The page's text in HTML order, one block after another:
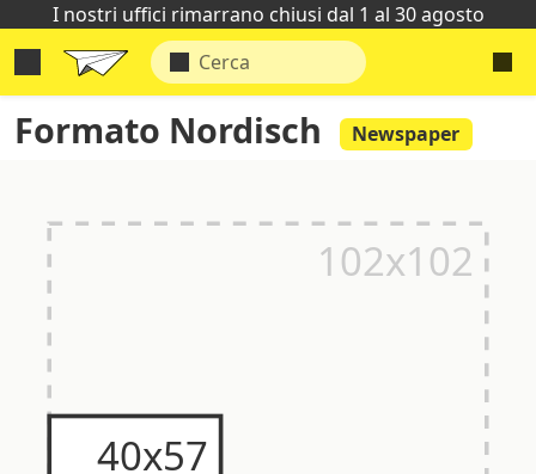
I nostri uffici rimarrano chiusi dal 1 al 30 agosto
Formato Nordisch Newspaper